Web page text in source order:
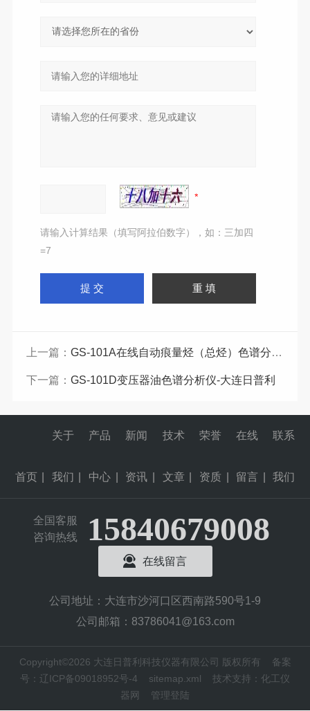
请输入计算结果（填写阿拉伯数字），如：三加四
=7
上一篇： GS-101A在线自动痕量烃（总烃）色谱分析仪-日普利
下一篇： GS-101D变压器油色谱分析仪-大连日普利
首页
关于
我们
产品
中心
新闻
资讯
技术
文章
荣誉
资质
在线
留言
联系
我们
全国客服
咨询热线
15840679008
在线留言
公司地址：大连市沙河口区西南路590号1-9
公司邮箱：83786041@163.com
Copyright©2026 大连日普利科技仪器有限公司 版权所有 备案
号：辽ICP备09018952号-4
sitemap.xml 技术支持： 化工仪
器网
管理登陆